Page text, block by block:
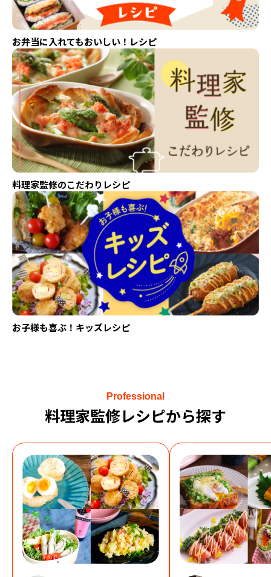
お弁当に入れてもおいしい！レシピ
料理家監修のこだわりレシピ
お子様も喜ぶ！キッズレシピ
Professional
料理家監修レシピから探す